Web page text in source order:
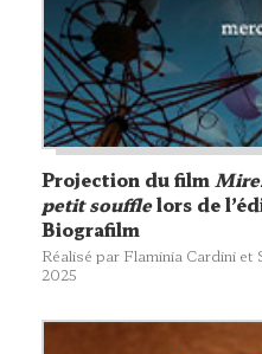
Projection du film
petit soufflelors de
Biografilm
Réalisé par Flaminia Cardini et
2025